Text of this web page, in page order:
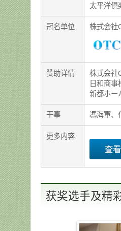
太平洋倶
冠名单位 株式会社
赞助详情
株式会社
日和商事
新都ホー
干事 馮海軍、
更多内容
查
获奖选手及精